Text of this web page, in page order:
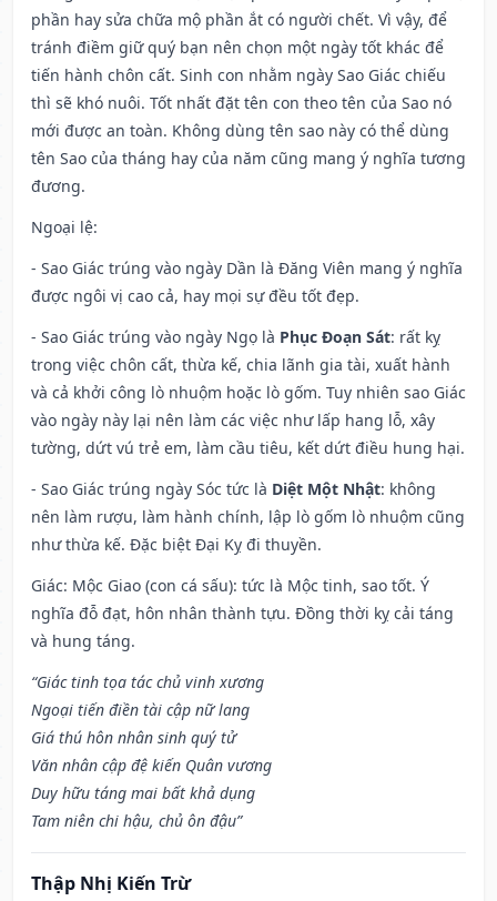
phần hay sửa chữa mộ phần ắt có người chết. Vì vậy, để
tránh điềm giữ quý bạn nên chọn một ngày tốt khác để
tiến hành chôn cất. Sinh con nhằm ngày Sao Giác chiếu
thì sẽ khó nuôi. Tốt nhất đặt tên con theo tên của Sao nó
mới được an toàn. Không dùng tên sao này có thể dùng
tên Sao của tháng hay của năm cũng mang ý nghĩa tương
đương.
Ngoại lệ:
- Sao Giác trúng vào ngày Dần là Đăng Viên mang ý nghĩa
được ngôi vị cao cả, hay mọi sự đều tốt đẹp.
- Sao Giác trúng vào ngày Ngọ là Phục Đoạn Sát: rất kỵ
trong việc chôn cất, thừa kế, chia lãnh gia tài, xuất hành
và cả khởi công lò nhuộm hoặc lò gốm. Tuy nhiên sao Giác
vào ngày này lại nên làm các việc như lấp hang lỗ, xây
tường, dứt vú trẻ em, làm cầu tiêu, kết dứt điều hung hại.
- Sao Giác trúng ngày Sóc tức là Diệt Một Nhật: không
nên làm rượu, làm hành chính, lập lò gốm lò nhuộm cũng
như thừa kế. Đặc biệt Đại Kỵ đi thuyền.
Giác: Mộc Giao (con cá sấu): tức là Mộc tinh, sao tốt. Ý
nghĩa đỗ đạt, hôn nhân thành tựu. Đồng thời kỵ cải táng
và hung táng.
“Giác tinh tọa tác chủ vinh xương
Ngoại tiến điền tài cập nữ lang
Giá thú hôn nhân sinh quý tử
Văn nhân cập đệ kiến Quân vương
Duy hữu táng mai bất khả dụng
Tam niên chi hậu, chủ ôn đậu”
Thập Nhị Kiến Trừ